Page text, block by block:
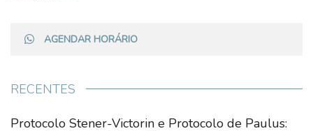
AGENDAR HORÁRIO
RECENTES
Protocolo Stener-Victorin e Protocolo de Paulus: